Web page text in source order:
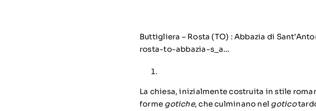
Buttigliera – Rosta (TO) : Abbazia di
rosta-to-abbazia-s_a…
La chiesa, inizialmente costruita in stile
forme gotiche, che culminano nel gotico